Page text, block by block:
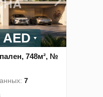
AED
748м², №
7